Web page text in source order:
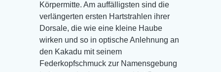
Körpermitte. Am auffälligsten sind die
verlängerten ersten Hartstrahlen ihrer
Dorsale, die wie eine kleine Haube
wirken und so in optische Anlehnung an
den Kakadu mit seinem
Federkopfschmuck zur Namensgebung